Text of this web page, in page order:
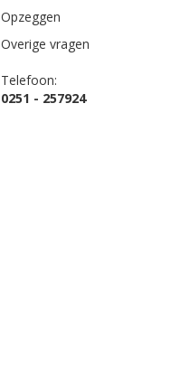
Opzeggen
Overige vragen
Telefoon:
0251 - 257924